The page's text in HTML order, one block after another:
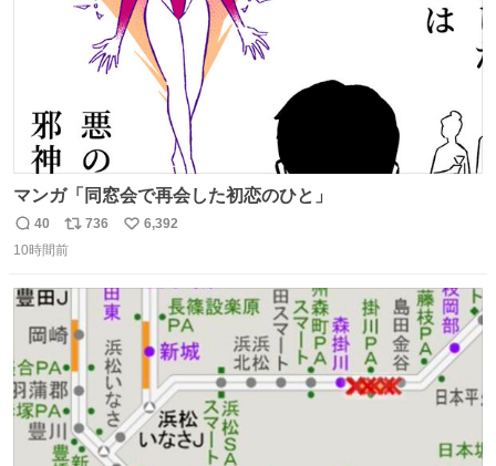
マンガ「同窓会で再会した初恋のひと」
返
信
40
リ
ポ
ト
数
736
い
6,392
10時間前